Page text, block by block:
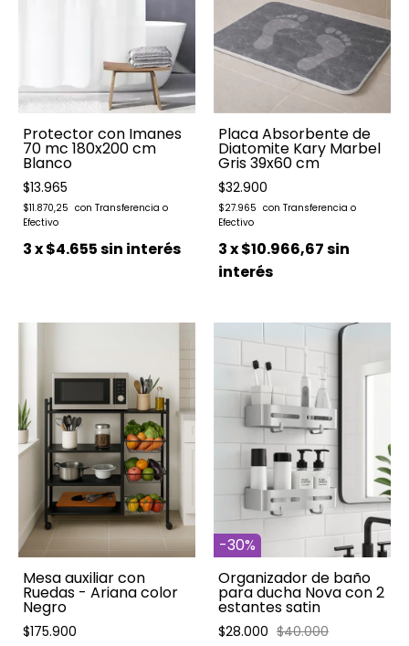
Protector con Imanes
70 mc 180x200 cm
Blanco
$13.965
$11.870,25
3x$4.655sin interés
Placa Absorbente de
Diatomite Kary Marbel
Gris 39x60 cm
$32.900
$27.965
3x$10.966,67sin
interés
Mesa auxiliar con
Ruedas - Ariana color
Negro
$175.900
-30%
Organizador de baño
para ducha Nova con 2
estantes satin
$28.000 $40.000